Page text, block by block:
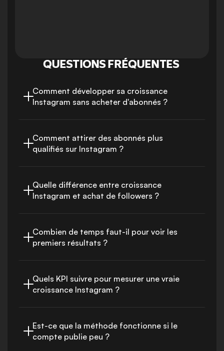
QUESTIONS FRÉQUENTES
Comment développer sa croissance
Instagram sans acheter d'abonnés ?
Comment attirer des abonnés plus
qualifiés sur Instagram ?
Quelle différence entre croissance
Instagram et achat de followers ?
Combien de temps faut-il pour voir les
premiers résultats ?
Quels KPI suivre pour mesurer une vraie
croissance Instagram ?
Est-ce que la méthode fonctionne si le
compte publie peu ?